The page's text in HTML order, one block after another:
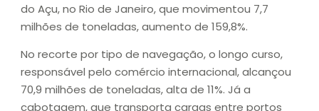
do Açu, no Rio de Janeiro, que movimentou 7,7
milhões de toneladas, aumento de 159,8%.
No recorte por tipo de navegação, o longo curso,
responsável pelo comércio internacional, alcançou
70,9 milhões de toneladas, alta de 11%. Já a
cabotagem, que transporta cargas entre portos